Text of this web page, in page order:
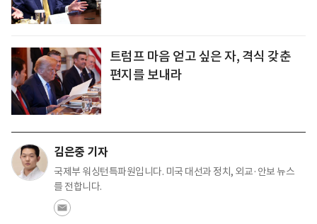
트럼프 마음 얻고 싶은 자, 격식 갖춘
편지를 보내라
김은중 기자
국제부 워싱턴특파원입니다. 미국 대선과 정치, 외교·안보 뉴스
를 전합니다.